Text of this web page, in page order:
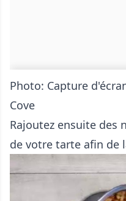
Photo: Capture
Cove
Rajoutez ensuite des
de votre tarte afin de